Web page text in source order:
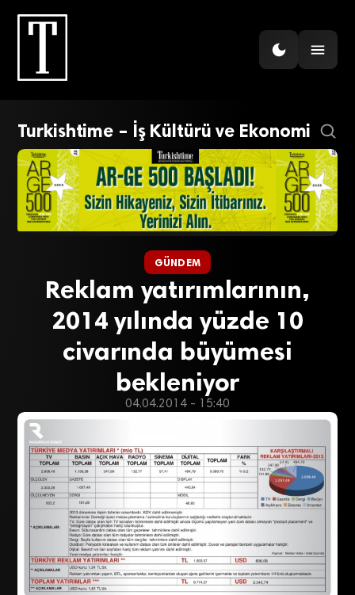
Turkishtime – İş Kültürü ve Ekonomi
GÜNDEM
Reklam yatırımlarının,
2014 yılında yüzde 10
civarında büyümesi
bekleniyor
04.04.2014 - 15:40